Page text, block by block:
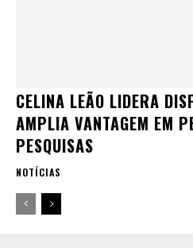
CELINA LEÃO LIDERA
AMPLIA VANTAGEM EM
PESQUISAS
NOTÍCIAS